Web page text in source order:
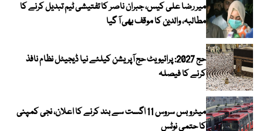
میر رضا علی کیس، جبران ناصر کا تفتیشی ٹیم تبدیل کرنے کا
مطالبہ، والدین کا موقف بھی آ گیا
حج 2027: پرائیویٹ حج آپریشن کیلئے نیا ڈیجیٹل نظام نافذ
کرنے کا فیصلہ
میٹرو بس سروس 11 اگست سے بند کرنے کا اعلان، نجی کمپنی
کا حتمی نوٹس